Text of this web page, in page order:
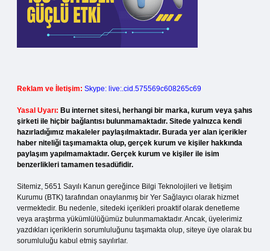
Reklam ve İletişim: Skype: live:.cid.575569c608265c69
Yasal Uyarı: Bu internet sitesi, herhangi bir marka, kurum veya şahıs
şirketi ile hiçbir bağlantısı bulunmamaktadır. Sitede yalnızca kendi
hazırladığımız makaleler paylaşılmaktadır. Burada yer alan içerikler
haber niteliği taşımamakta olup, gerçek kurum ve kişiler hakkında
paylaşım yapılmamaktadır. Gerçek kurum ve kişiler ile isim
benzerlikleri tamamen tesadüfidir.
Sitemiz, 5651 Sayılı Kanun gereğince Bilgi Teknolojileri ve İletişim
Kurumu (BTK) tarafından onaylanmış bir Yer Sağlayıcı olarak hizmet
vermektedir. Bu nedenle, sitedeki içerikleri proaktif olarak denetleme
veya araştırma yükümlülüğümüz bulunmamaktadır. Ancak, üyelerimiz
yazdıkları içeriklerin sorumluluğunu taşımakta olup, siteye üye olarak bu
sorumluluğu kabul etmiş sayılırlar.